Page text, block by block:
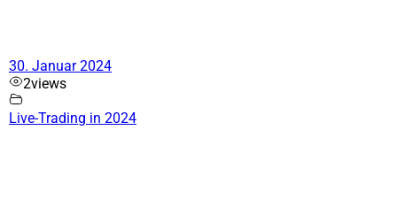
30. Januar 2024
2views
Live-Trading in 2024